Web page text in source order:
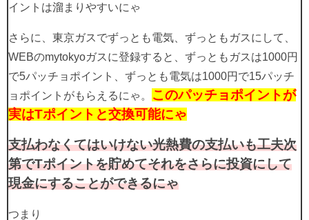
イントは溜まりやすいにゃ
さらに、東京ガスでずっとも電気、ずっともガスにして、
WEBのmytokyoガスに登録すると、ずっともガスは1000円
で5パッチョポイント、ずっとも電気は1000円で15パッチ
ョポイントがもらえるにゃ。
このパッチョポイントが
実はTポイントと交換可能にゃ
支払わなくてはいけない光熱費の支払いも工夫次
第でTポイントを貯めてそれをさらに投資にして
現金にすることができるにゃ
つまり